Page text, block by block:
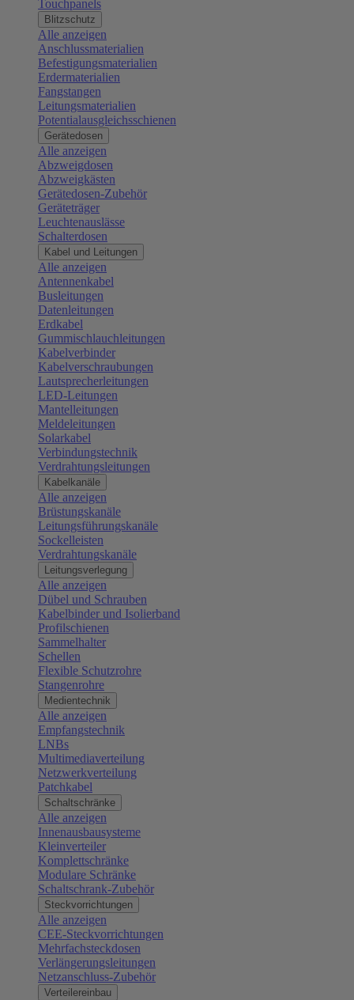
Touchpanels
Blitzschutz
Alle anzeigen
Anschlussmaterialien
Befestigungsmaterialien
Erdermaterialien
Fangstangen
Leitungsmaterialien
Potentialausgleichsschienen
Gerätedosen
Alle anzeigen
Abzweigdosen
Abzweigkästen
Gerätedosen-Zubehör
Geräteträger
Leuchtenauslässe
Schalterdosen
Kabel und Leitungen
Alle anzeigen
Antennenkabel
Busleitungen
Datenleitungen
Erdkabel
Gummischlauchleitungen
Kabelverbinder
Kabelverschraubungen
Lautsprecherleitungen
LED-Leitungen
Mantelleitungen
Meldeleitungen
Solarkabel
Verbindungstechnik
Verdrahtungsleitungen
Kabelkanäle
Alle anzeigen
Brüstungskanäle
Leitungsführungskanäle
Sockelleisten
Verdrahtungskanäle
Leitungsverlegung
Alle anzeigen
Dübel und Schrauben
Kabelbinder und Isolierband
Profilschienen
Sammelhalter
Schellen
Flexible Schutzrohre
Stangenrohre
Medientechnik
Alle anzeigen
Empfangstechnik
LNBs
Multimediaverteilung
Netzwerkverteilung
Patchkabel
Schaltschränke
Alle anzeigen
Innenausbausysteme
Kleinverteiler
Komplettschränke
Modulare Schränke
Schaltschrank-Zubehör
Steckvorrichtungen
Alle anzeigen
CEE-Steckvorrichtungen
Mehrfachsteckdosen
Verlängerungsleitungen
Netzanschluss-Zubehör
Verteilereinbau